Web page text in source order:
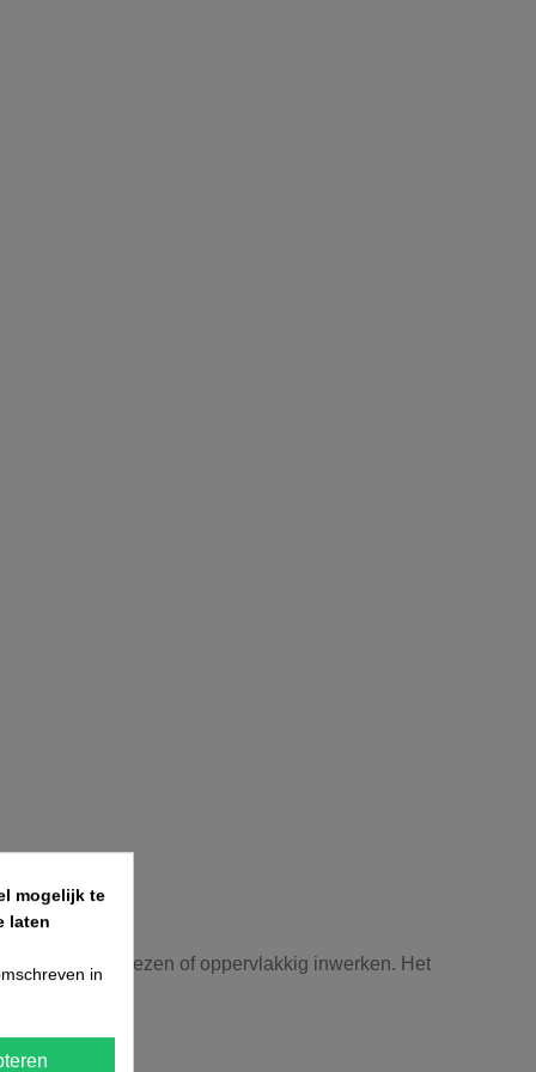
door spitten, frezen of oppervlakkig inwerken. Het
mogelijk te
laten
in